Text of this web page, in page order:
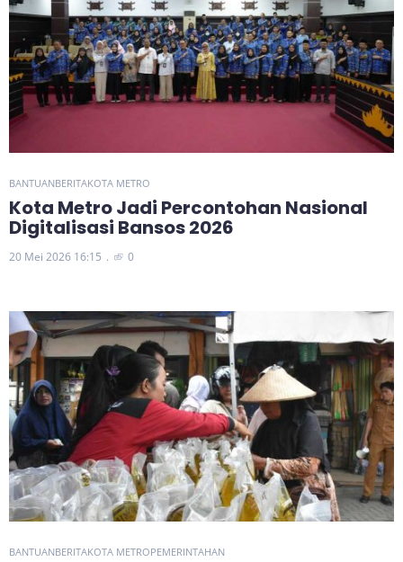
BANTUANBERITAKOTA METRO
Kota Metro Jadi Percontohan Nasional
Digitalisasi Bansos 2026
20 Mei 2026 16:15 0
BANTUANBERITAKOTA METROPEMERINTAHAN